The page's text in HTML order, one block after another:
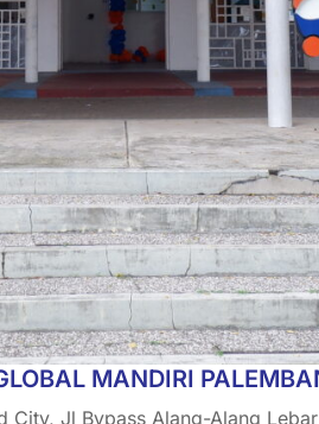
MANDIRI
City, Jl Bypass Alang-Alang Lebar